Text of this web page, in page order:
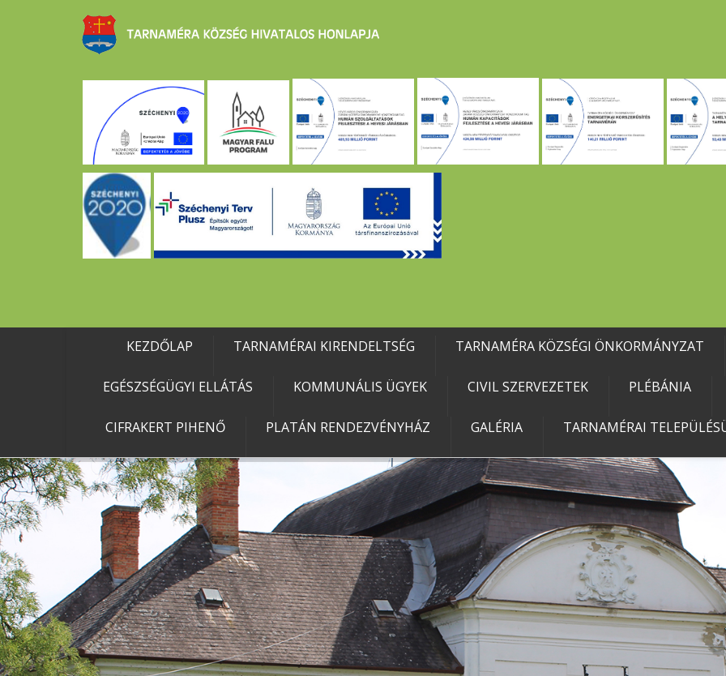
KEZDŐLAP TARNAMÉRAI KIRENDELTSÉG TARNAMÉRA KÖZSÉGI ÖNKORMÁNYZAT
EGÉSZSÉGÜGYI ELLÁTÁS KOMMUNÁLIS ÜGYEK CIVIL SZERVEZETEK PLÉBÁNIA
CIFRAKERT PIHENŐ PLATÁN RENDEZVÉNYHÁZ GALÉRIA TARNAMÉRAI